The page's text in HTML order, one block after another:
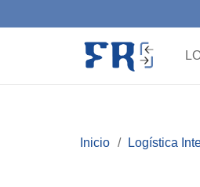
Inicio / Logística